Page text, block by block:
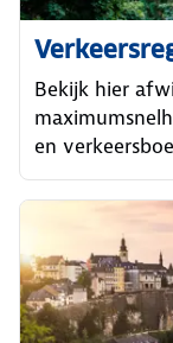
Bekijk hier
en